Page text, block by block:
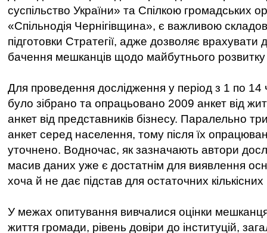
суспільство України» та Спілкою громадських
«Спільнодія Чернігівщина», є важливою
підготовки Стратегії, адже дозволяє врахувати
бачення мешканців щодо майбутнього
Для проведення дослідження у період з 1 по 14
було зібрано та опрацьовано 2009 анкет від
анкет від представників бізнесу. Паралельно
анкет серед населення, тому після їх
уточнено. Водночас, як зазначають автори
масив даних уже є достатнім для виявлення
хоча й не дає підстав для остаточних кількісних
У межах опитування вивчалися оцінки
життя громади, рівень довіри до інституцій,